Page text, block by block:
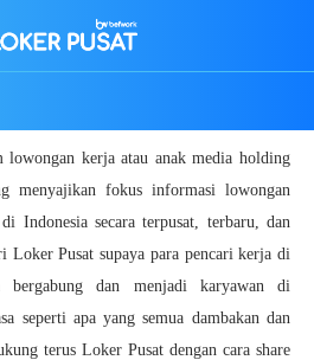
lowongan kerja atau anak media holding
menyajikan fokus informasi lowongan
di Indonesia secara terpusat, terbaru, dan
Loker Pusat supaya para pencari kerja di
bergabung dan menjadi karyawan di
seperti apa yang semua dambakan dan
terus Loker Pusat dengan cara share